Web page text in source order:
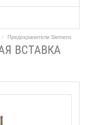
Предохранители Siemens
ВСТАВКА